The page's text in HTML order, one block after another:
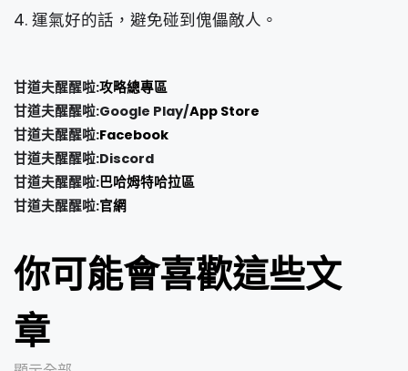
4. 運氣好的話，避免碰到傀儡敵人。
甘道夫醒醒啦:攻略總專區
甘道夫醒醒啦:Google Play/App Store
甘道夫醒醒啦:Facebook
甘道夫醒醒啦:Discord
甘道夫醒醒啦:巴哈姆特哈拉區
甘道夫醒醒啦:官網
你可能會喜歡這些文
章